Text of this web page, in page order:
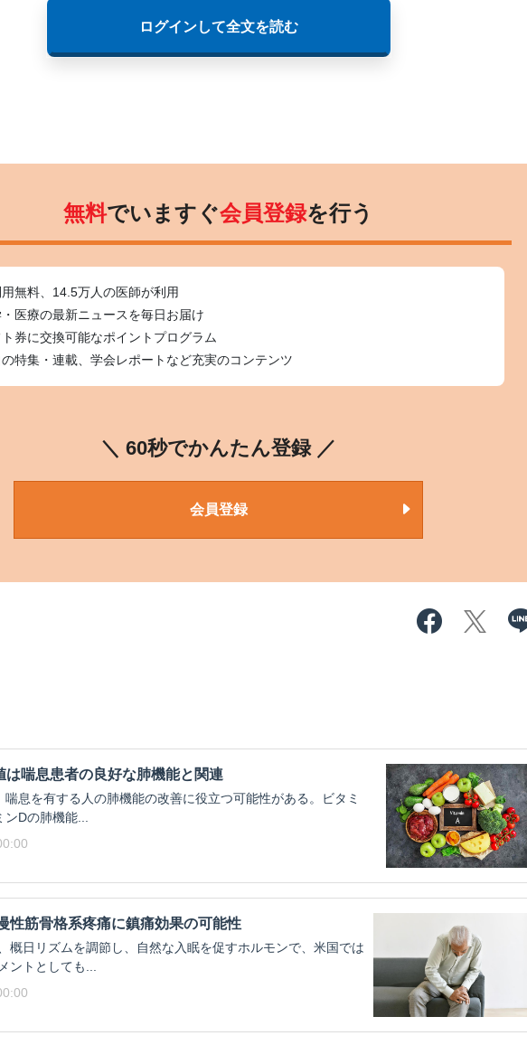
ログインして全文を読む
無料でいますぐ会員登録を行う
用無料、14.5万人の医師が利用
医療の最新ニュースを毎日お届け
券に交換可能なポイントプログラム
特集・連載、学会レポートなど充実のコンテンツ
＼ 60秒でかんたん登録 ／
会員登録
は喘息患者の良好な肺機能と関連
息を有する人の肺機能の改善に役立つ可能性がある。ビタミ
Dの肺機能...
性筋骨格系疼痛に鎮痛効果の可能性
概日リズムを調節し、自然な入眠を促すホルモンで、米国では
ントとしても...